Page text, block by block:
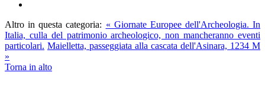
Altro in questa categoria: « Giornate Europee dell'Archeologia. In
Italia, culla del patrimonio archeologico, non mancheranno eventi
particolari. Maielletta, passeggiata alla cascata dell'Asinara, 1234 M
»
Torna in alto